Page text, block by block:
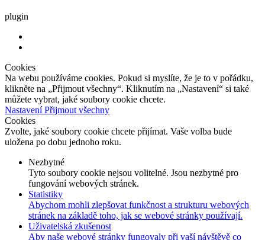
plugin
Cookies
Na webu používáme cookies. Pokud si myslíte, že je to v pořádku,
klikněte na „Přijmout všechny“. Kliknutím na „Nastavení“ si také
můžete vybrat, jaké soubory cookie chcete.
NastaveníPřijmout všechny
Cookies
Zvolte, jaké soubory cookie chcete přijímat. Vaše volba bude
uložena po dobu jednoho roku.
Nezbytné
Tyto soubory cookie nejsou volitelné. Jsou nezbytné pro
fungování webových stránek.
Statistiky
Abychom mohli zlepšovat funkčnost a strukturu webových
stránek na základě toho, jak se webové stránky používají.
Uživatelská zkušenost
Aby naše webové stránky fungovaly při vaší návštěvě co